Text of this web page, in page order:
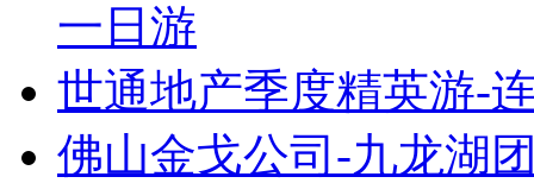
一日游
世通地产季度精英游-
佛山金戈公司-九龙湖